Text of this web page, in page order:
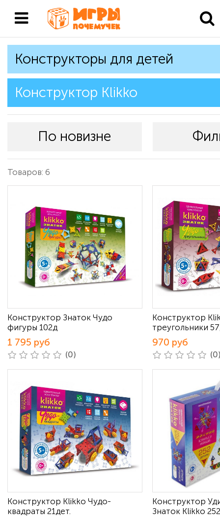
Конструкторы для детей
Конструктор Klikko
По новизне
Товаров: 6
Конструктор Знаток Чудо
фигуры 102д
1 795 руб
(0)
Конструктор
треугольники
970 руб
Конструктор Klikko Чудо-
квадраты 21дет.
Конструктор
Знаток Klikko